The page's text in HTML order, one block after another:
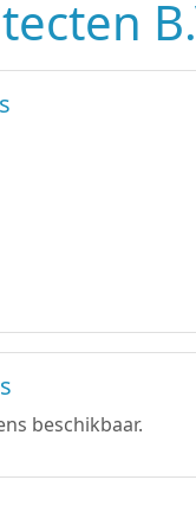
beschikbaar.